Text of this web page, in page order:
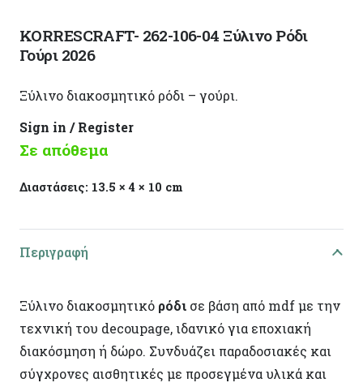
KORRESCRAFT- 262-106-04 Ξύλινο Ρόδι
Γούρι 2026
Ξύλινο διακοσμητικό ρόδι – γούρι.
Sign in / Register
Σε απόθεμα
Διαστάσεις: 13.5 × 4 × 10 cm
Περιγραφή
Ξύλινο διακοσμητικό ρόδι σε βάση από mdf με την
τεχνική του decoupage, ιδανικό για εποχιακή
διακόσμηση ή δώρο. Συνδυάζει παραδοσιακές και
σύγχρονες αισθητικές με προσεγμένα υλικά και